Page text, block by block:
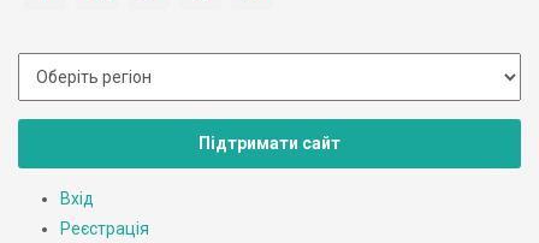
Підтримати сайт
Вхід
Реєстрація